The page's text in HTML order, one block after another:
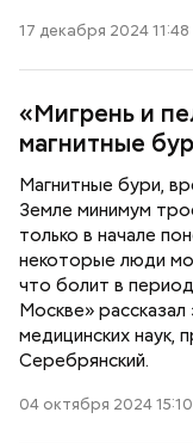
17 декабря 2024 11:48
«Мигрень и
магнитные
Магнитные бури,
Земле минимум
только в начале
некоторые люди
что болит в
Москве»
медицинских наук,
Серебрянский.
04 октября 2024 15:10